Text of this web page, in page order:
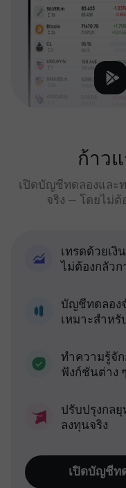
ก้าว
เปิดบัญชีทดลองและ
จริง — โดยไม่ต้
เทรดด้วยเงิ
ไม่ต้องกลัว
บัญชีทดลอง
เหมาะสำหรั
ทำความรู้จั
ฟังก์ชันต่าง
ปรับปรุงกล
ลงทุนจริง
เปิดบัญชีท